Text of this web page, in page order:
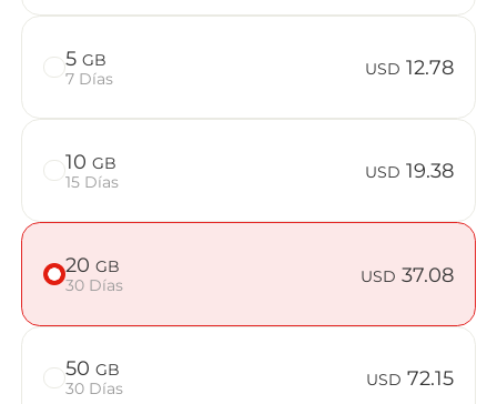
Ventajas
Preguntas
Elija su
Instale su
5 GB
7 Días
USD 12.78
10 GB
15 Días
USD 19.38
20 GB
30 Días
USD 37.08
50 GB
30 Días
USD 72.15